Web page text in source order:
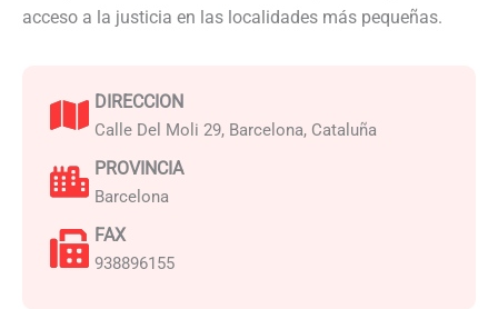
acceso a la justicia en las localidades más pequeñas.
DIRECCION
Calle Del Moli 29, Barcelona, Cataluña
PROVINCIA
Barcelona
FAX
938896155